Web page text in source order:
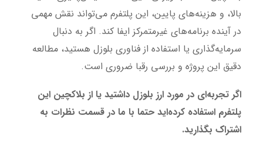
بالا، و هزینه‌های پایین، این پلتفرم می‌تواند نقش مهمی
در آینده برنامه‌های غیرمتمرکز ایفا کند. اگر به دنبال
سرمایه‌گذاری یا استفاده از فناوری بلوزل هستید، مطالعه
دقیق این پروژه و بررسی رقبا ضروری است.
اگر تجربه‌ای در مورد ارز بلوزل داشتید یا از بلاکچین این
پلتفرم استفاده کرده‌اید حتما با ما در قسمت نظرات به
اشتراک بگذارید.